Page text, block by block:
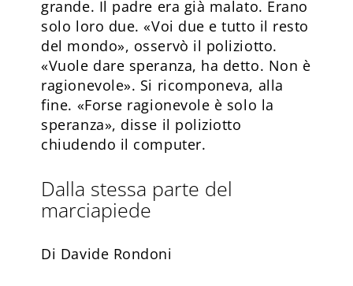
grande. Il padre era già malato. Erano
solo loro due. «Voi due e tutto il resto
del mondo», osservò il poliziotto.
«Vuole dare speranza, ha detto. Non è
ragionevole». Si ricomponeva, alla
fine. «Forse ragionevole è solo la
speranza», disse il poliziotto
chiudendo il computer.
Dalla stessa parte del
marciapiede
Di Davide Rondoni